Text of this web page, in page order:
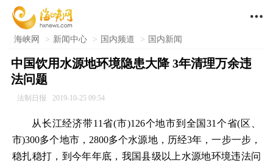

海峡网 > 新闻中心 > 国内频道 > 国内新闻
中国饮用水源地环境隐患大降 3年清理万余违
法问题
法制日报 2019-10-25 09:54
从长江经济带11省(市)126个地市到全国31个省(区、
市)300多个地市，2800多个水源地，历经3年，一步一步，
稳扎稳打，到今年年底，我国县级以上水源地环境违法问